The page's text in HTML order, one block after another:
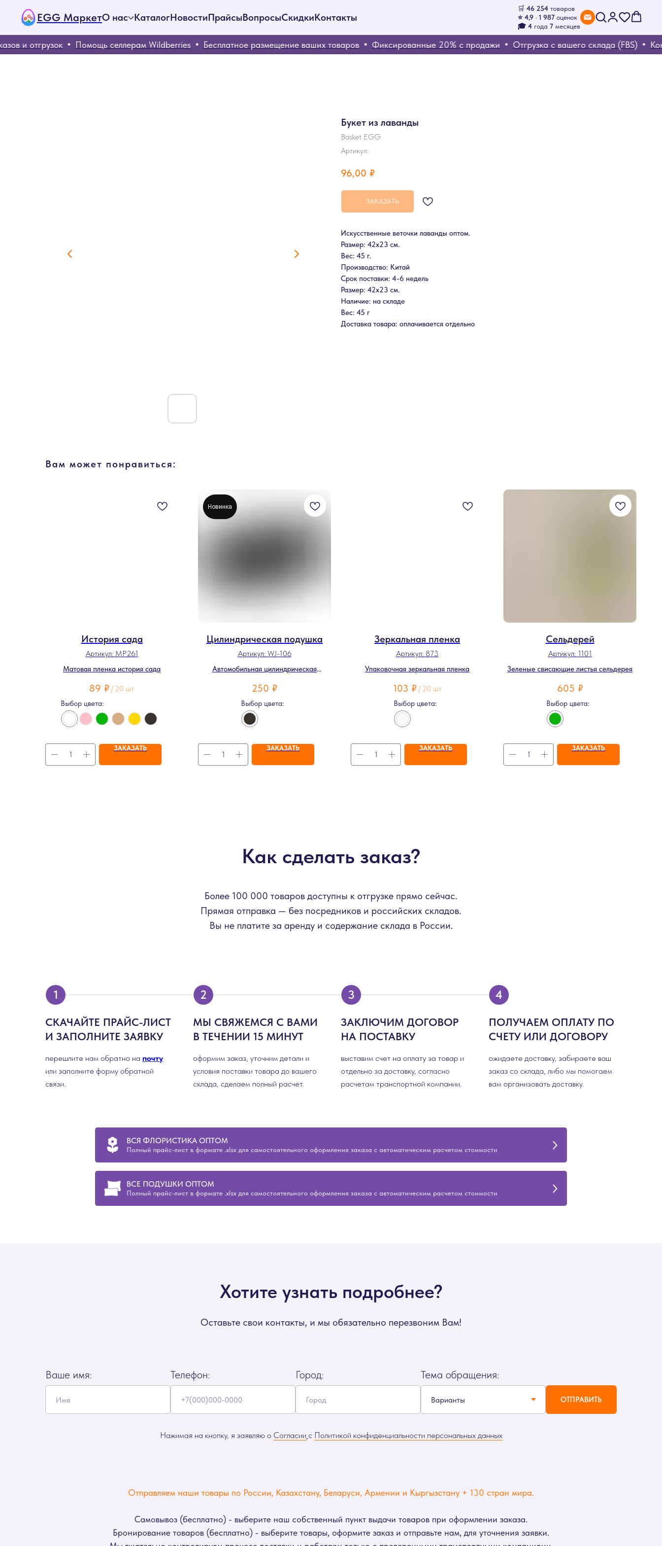
EGG МаркетО нас КаталогНовостиПрайсыВопросыСкидкиКонтакты
🛒 46 254 товаров
⭐ 4,9 · 1 987 оценок
🎓 4 года 7 месяцев
и отгрузок Помощь селлерам Wildberries Бесплатное размещение ваших товаров Фиксированные 20% с продажи Отгрузка с вашего склада (FBS)
Букет из лаванды
Basket EGG
Артикул:
96,00 ₽
ЗАКАЗАТЬ
Искусственные веточки лаванды оптом.
Размер: 42х23 см.
Вес: 45 г.
Производство: Китай
Срок поставки: 4-6 недель
Размер: 42х23 см.
Наличие: на складе
Вес: 45 г
Доставка товара: оплачивается отдельно
Вам может понравиться:
История сада
Артикул: MP261
Матовая пленка история сада
89 ₽ / 20 шт
Выбор цвета:
ЗАКАЗАТЬ
Новинка
Цилиндрическая подушка
Артикул: WJ-106
Автомобильная цилиндрическая
250 ₽
Выбор цвета:
ЗАКАЗАТЬ
Зеркальная пленка
Артикул: 873
Упаковочная зеркальная пленка
103 ₽ / 20 шт
Выбор цвета:
ЗАКАЗАТЬ
Сельдерей
Артикул: 1101
Зеленые свисающие листья сельдерея
605 ₽
Выбор цвета:
ЗАКАЗАТЬ
Как сделать заказ?
Более 100 000 товаров доступны к отгрузке прямо сейчас.
Прямая отправка — без посредников и российских складов.
Вы не платите за аренду и содержание склада в России.
СКАЧАЙТЕ ПРАЙС-ЛИСТ
И ЗАПОЛНИТЕ ЗАЯВКУ
перешлите нам обратно на почту
или заполните форму обратной
связи.
МЫ СВЯЖЕМСЯ С ВАМИ
В ТЕЧЕНИИ 15 МИНУТ
оформим заказ, уточним детали и
условия поставки товара до вашего
склада, сделаем полный расчет.
ЗАКЛЮЧИМ ДОГОВОР
НА ПОСТАВКУ
выставим счет на оплату за товар и
отдельно за доставку, согласно
расчетам транспортной компании.
ПОЛУЧАЕМ ОПЛАТУ ПО
СЧЕТУ ИЛИ ДОГОВОРУ
ожидаете доставку, забираете ваш
заказ со склада, либо мы помогаем
вам организовать доставку.
ВСЯ ФЛОРИСТИКА ОПТОМ
Полный прайс-лист в формате .xlsx для самостоятельного оформления заказа с автоматическим расчетом стоимости
ВСЕ ПОДУШКИ ОПТОМ
Полный прайс-лист в формате .xlsx для самостоятельного оформления заказа с автоматическим расчетом стоимости
Хотите узнать подробнее?
Оставьте свои контакты, и мы обязательно перезвоним Вам!
Ваше имя: Телефон: Город: Тема обращения:
ОТПРАВИТЬ
Нажимая на кнопку, я заявляю о Согласии с Политикой конфиденциальности персональных данных
Отправляем наши товары по России, Казахстану, Беларуси, Армении и Кыргызстану + 130 стран мира.
Самовывоз (бесплатно) - выберите наш собственный пункт выдачи товаров при оформлении заказа.
Бронирование товаров (бесплатно) - выберите товары, оформите заказ и отправьте нам, для уточнения заявки.